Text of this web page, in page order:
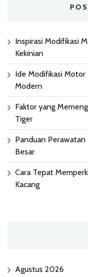
Inspirasi Modifikasi
Kekinian
Ide Modifikasi Motor
Modern
Faktor yang
Tiger
Panduan
Besar
Cara Tepat
Kacang
Agustus 2026